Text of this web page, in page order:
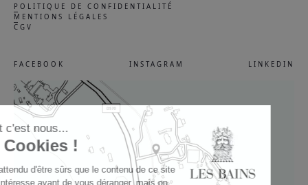
POLITIQUE DE CONFIDENTIALITÉ
MENTIONS LÉGALES
CGV
FACEBOOK INSTAGRAM LINKEDIN